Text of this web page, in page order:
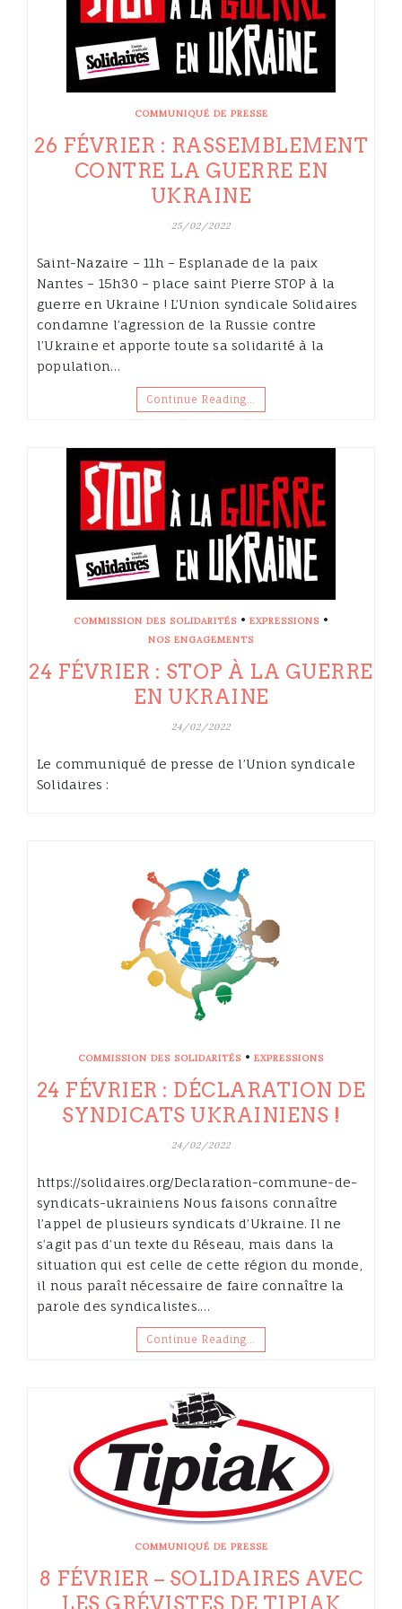
COMMUNIQUÉ DE PRESSE
26 FÉVRIER : RASSEMBLEMENT
CONTRE LA GUERRE EN
UKRAINE
25/02/2022
Saint-Nazaire – 11h – Esplanade de la paix
Nantes – 15h30 – place saint Pierre STOP à la
guerre en Ukraine ! L’Union syndicale Solidaires
condamne l’agression de la Russie contre
l’Ukraine et apporte toute sa solidarité à la
population…
Continue Reading…
COMMISSION DES SOLIDARITÉS • EXPRESSIONS •
NOS ENGAGEMENTS
24 FÉVRIER : STOP À LA GUERRE
EN UKRAINE
24/02/2022
Le communiqué de presse de l’Union syndicale
Solidaires :
COMMISSION DES SOLIDARITÉS • EXPRESSIONS
24 FÉVRIER : DÉCLARATION DE
SYNDICATS UKRAINIENS !
24/02/2022
https://solidaires.org/Declaration-commune-de-
syndicats-ukrainiens Nous faisons connaître
l’appel de plusieurs syndicats d’Ukraine. Il ne
s’agit pas d’un texte du Réseau, mais dans la
situation qui est celle de cette région du monde,
il nous paraît nécessaire de faire connaître la
parole des syndicalistes.…
Continue Reading…
COMMUNIQUÉ DE PRESSE
8 FÉVRIER – SOLIDAIRES AVEC
LES GRÉVISTES DE TIPIAK